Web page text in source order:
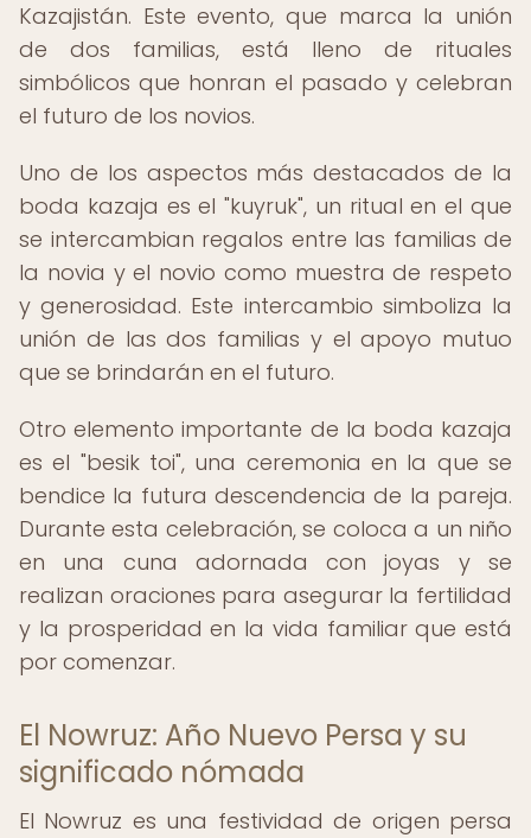
Kazajistán. Este evento, que marca la unión
de dos familias, está lleno de rituales
simbólicos que honran el pasado y celebran
el futuro de los novios.
Uno de los aspectos más destacados de la
boda kazaja es el "kuyruk", un ritual en el que
se intercambian regalos entre las familias de
la novia y el novio como muestra de respeto
y generosidad. Este intercambio simboliza la
unión de las dos familias y el apoyo mutuo
que se brindarán en el futuro.
Otro elemento importante de la boda kazaja
es el "besik toi", una ceremonia en la que se
bendice la futura descendencia de la pareja.
Durante esta celebración, se coloca a un niño
en una cuna adornada con joyas y se
realizan oraciones para asegurar la fertilidad
y la prosperidad en la vida familiar que está
por comenzar.
El Nowruz: Año Nuevo Persa y su
significado nómada
El Nowruz es una festividad de origen persa